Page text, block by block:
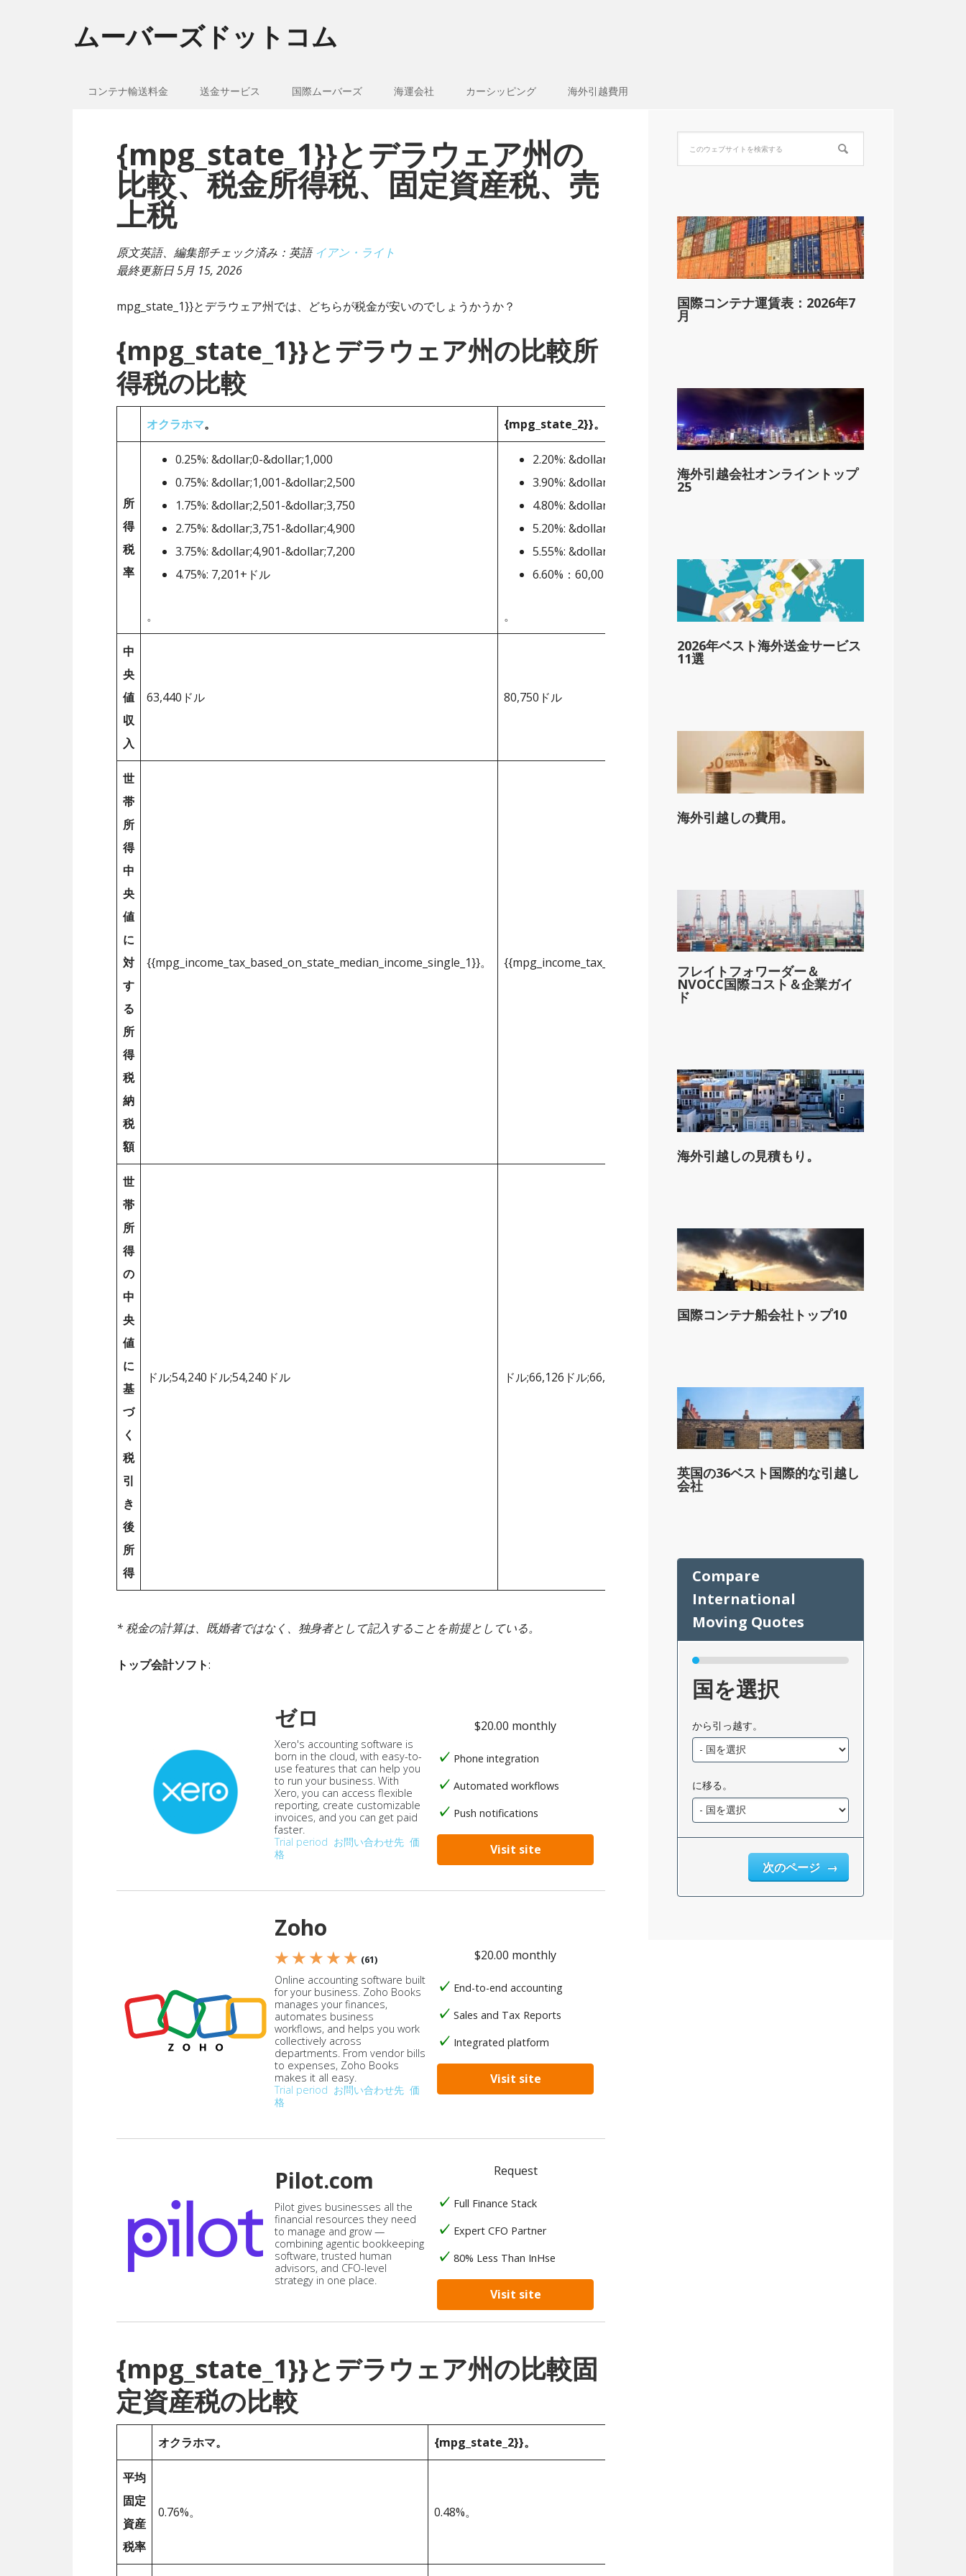
ムーバーズドットコム
コンテナ輸送料金 送金サービス 国際ムーバーズ 海運会社 カーシッピング 海外引越費用
{mpg_state_1}}とデラウェア州の
比較、税金所得税、固定資産税、売
上税
原文英語、編集部チェック済み：英語イアン・ライト
最終更新日5月 15, 2026
mpg_state_1}}とデラウェア州では、どちらが税金が安いのでしょうかうか？
{mpg_state_1}}とデラウェア州の比較所
得税の比較
オクラホマ。 {mpg_state_2}}。
所
得
税
率
0.25%: &dollar;0-&dollar;1,000
0.75%: &dollar;1,001-&dollar;2,500
1.75%: &dollar;2,501-&dollar;3,750
2.75%: &dollar;3,751-&dollar;4,900
3.75%: &dollar;4,901-&dollar;7,200
4.75%: 7,201+ドル
。
2.20%: &dollar;2,000-&dollar;,5000
3.90%: &dollar;5,001-&dollar;10,000
4.80%: &dollar;10,001-&dollar;20,000
5.20%: &dollar;20,001-&dollar;25,000
5.55%: &dollar;25,001-&dollar;60,000
6.60%：60,001ドル以上
。
中
央
値
収
入
63,440ドル 80,750ドル
世
帯
所
得
中
央
値
に
対
す
る
所
得
税
納
税
額
{{mpg_income_tax_based_on_state_median_income_single_1}}。 {{mpg_income_tax_based_on_state_median_single_2}}。
世
帯
所
得
の
中
央
値
に
基
づ
く
税
引
き
後
所
得
ドル;54,240ドル;54,240ドル ドル;66,126ドル;66,126ドル
* 税金の計算は、既婚者ではなく、独身者として記入することを前提としている。
トップ会計ソフト:
ゼロ
Xero's accounting software is
born in the cloud, with easy-to-
use features that can help you
to run your business. With
Xero, you can access flexible
reporting, create customizable
invoices, and you can get paid
faster.
Trial period お問い合わせ先 価
格
$20.00 monthly
Phone integration
Automated workflows
Push notifications
Visit site
Zoho
★ ★ ★ ★ ★ (61)
Online accounting software built
for your business. Zoho Books
manages your finances,
automates business
workflows, and helps you work
collectively across
departments. From vendor bills
to expenses, Zoho Books
makes it all easy.
Trial period お問い合わせ先 価
格
$20.00 monthly
End-to-end accounting
Sales and Tax Reports
Integrated platform
Visit site
Pilot.com
Pilot gives businesses all the
financial resources they need
to manage and grow —
combining agentic bookkeeping
software, trusted human
advisors, and CFO-level
strategy in one place.
Request
Full Finance Stack
Expert CFO Partner
80% Less Than InHse
Visit site
{mpg_state_1}}とデラウェア州の比較固
定資産税の比較
オクラホマ。 {mpg_state_2}}。
平均
固定
資産
税率
0.76%。 0.48%。
国際コンテナ運賃表：2026年7
月
海外引越会社オンライントップ
25
2026年ベスト海外送金サービス
11選
海外引越しの費用。
フレイトフォワーダー＆
NVOCC国際コスト＆企業ガイ
ド
海外引越しの見積もり。
国際コンテナ船会社トップ10
英国の36ベスト国際的な引越し
会社
国を選択
から引っ越す。
に移る。
次のページ